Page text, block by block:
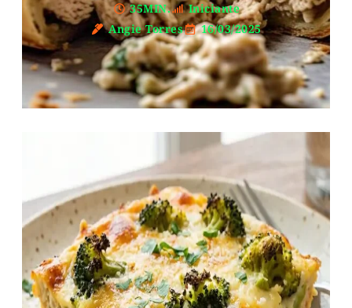
35MIN.
Iniciante
Angie Torres
16/03/2025